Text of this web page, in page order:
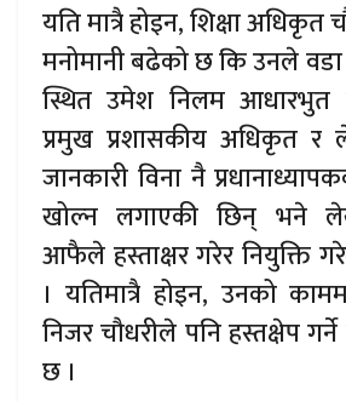
यति मात्रै होइन, शिक्षा अधिकृत
मनोमानी बढेको छ कि उनले
स्थित उमेश निलम आधारभुत
प्रमुख प्रशासकीय अधिकृत
जानकारी विना नै
खोल्न लगाएकी छिन् भने
आफैले हस्ताक्षर गरेर नियुक्ति
। यतिमात्रै होइन, उनको
निजर चौधरीले पनि हस्तक्षेप
छ ।